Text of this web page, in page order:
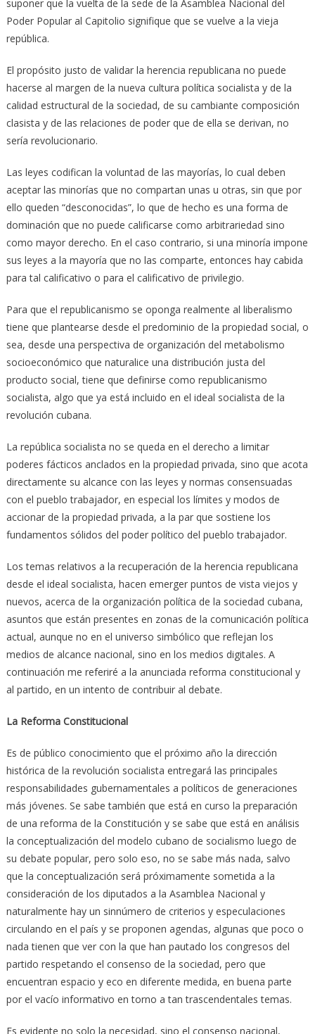
suponer que la vuelta de la sede de la Asamblea Nacional del
Poder Popular al Capitolio signifique que se vuelve a la vieja
república.
El propósito justo de validar la herencia republicana no puede
hacerse al margen de la nueva cultura política socialista y de la
calidad estructural de la sociedad, de su cambiante composición
clasista y de las relaciones de poder que de ella se derivan, no
sería revolucionario.
Las leyes codifican la voluntad de las mayorías, lo cual deben
aceptar las minorías que no compartan unas u otras, sin que por
ello queden “desconocidas”, lo que de hecho es una forma de
dominación que no puede calificarse como arbitrariedad sino
como mayor derecho. En el caso contrario, si una minoría impone
sus leyes a la mayoría que no las comparte, entonces hay cabida
para tal calificativo o para el calificativo de privilegio.
Para que el republicanismo se oponga realmente al liberalismo
tiene que plantearse desde el predominio de la propiedad social, o
sea, desde una perspectiva de organización del metabolismo
socioeconómico que naturalice una distribución justa del
producto social, tiene que definirse como republicanismo
socialista, algo que ya está incluido en el ideal socialista de la
revolución cubana.
La república socialista no se queda en el derecho a limitar
poderes fácticos anclados en la propiedad privada, sino que acota
directamente su alcance con las leyes y normas consensuadas
con el pueblo trabajador, en especial los límites y modos de
accionar de la propiedad privada, a la par que sostiene los
fundamentos sólidos del poder político del pueblo trabajador.
Los temas relativos a la recuperación de la herencia republicana
desde el ideal socialista, hacen emerger puntos de vista viejos y
nuevos, acerca de la organización política de la sociedad cubana,
asuntos que están presentes en zonas de la comunicación política
actual, aunque no en el universo simbólico que reflejan los
medios de alcance nacional, sino en los medios digitales. A
continuación me referiré a la anunciada reforma constitucional y
al partido, en un intento de contribuir al debate.
La Reforma Constitucional
Es de público conocimiento que el próximo año la dirección
histórica de la revolución socialista entregará las principales
responsabilidades gubernamentales a políticos de generaciones
más jóvenes. Se sabe también que está en curso la preparación
de una reforma de la Constitución y se sabe que está en análisis
la conceptualización del modelo cubano de socialismo luego de
su debate popular, pero solo eso, no se sabe más nada, salvo
que la conceptualización será próximamente sometida a la
consideración de los diputados a la Asamblea Nacional y
naturalmente hay un sinnúmero de criterios y especulaciones
circulando en el país y se proponen agendas, algunas que poco o
nada tienen que ver con la que han pautado los congresos del
partido respetando el consenso de la sociedad, pero que
encuentran espacio y eco en diferente medida, en buena parte
por el vacío informativo en torno a tan trascendentales temas.
Es evidente no solo la necesidad, sino el consenso nacional,